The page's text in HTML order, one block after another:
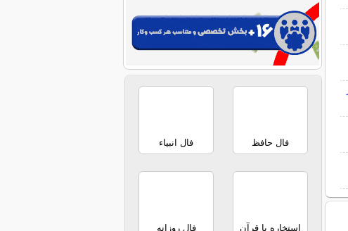
فال حافظ فال انبیاء
استخاره با قرآن فال روزانه